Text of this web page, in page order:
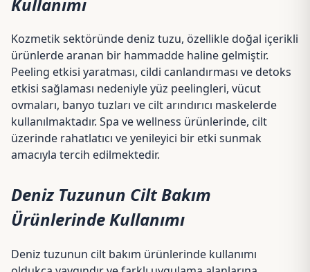
Kozmetik sektöründe deniz tuzu, özellikle doğal içerikli
ürünlerde aranan bir hammadde haline gelmiştir.
Peeling etkisi yaratması, cildi canlandırması ve detoks
etkisi sağlaması nedeniyle yüz peelingleri, vücut
ovmaları, banyo tuzları ve cilt arındırıcı maskelerde
kullanılmaktadır. Spa ve wellness ürünlerinde, cilt
üzerinde rahatlatıcı ve yenileyici bir etki sunmak
amacıyla tercih edilmektedir.
Deniz Tuzunun Cilt Bakım
Ürünlerinde Kullanımı
Deniz tuzunun cilt bakım ürünlerinde kullanımı